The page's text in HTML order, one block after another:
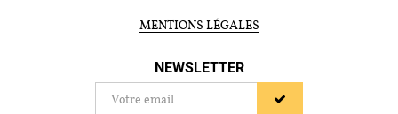
MENTIONS LÉGALES
NEWSLETTER